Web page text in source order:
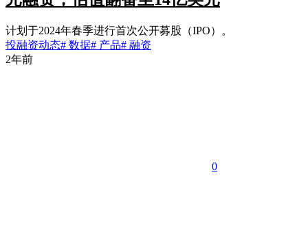
计划于2024年春季进行首次公开募股（IPO）。
投融资动态# 数据# 产品# 融资
2年前
0